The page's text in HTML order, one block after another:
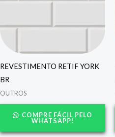
REVESTIMENTO RETIF YORK
BR
OUTROS
COMPRE FÁCIL PELO
WHATSAPP!